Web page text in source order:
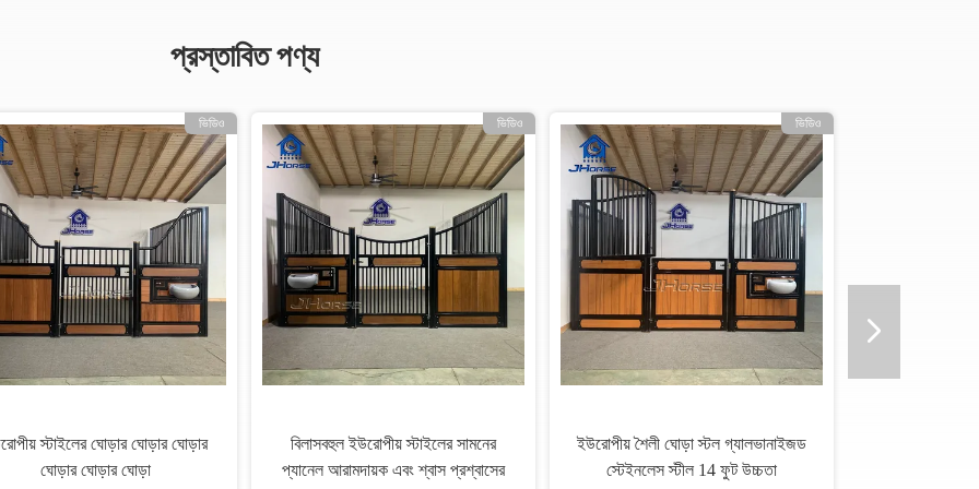
প্রস্তাবিত পণ্য
স্টাইলের ঘোড়ার
পাশের প্যানেলগুলি
ভিডিও
3.5x2.2m ইউরোপীয় ঘোড়ার স্টল ফিডার
সহ শ্বাস প্রশ্বাস এবং নিরাপদ
ভিডিও
উচ্চ মানের ইউরোপীয় স্টাইলের ঘোড়া
স্থিতিশীল সামনের প্যানেল শক্ত এবং শ্বাস